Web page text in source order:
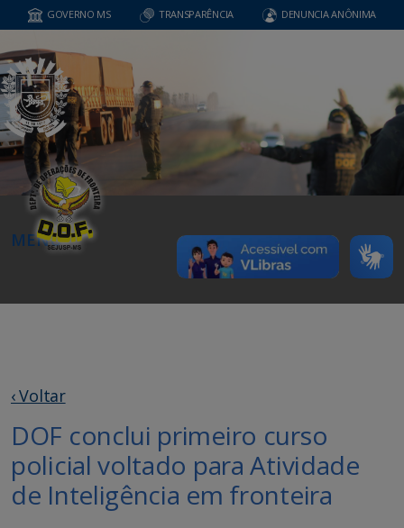
GOVERNO MS TRANSPARÊNCIA DENUNCIA ANÔNIMA
MENU
‹ Voltar
DOF conclui primeiro curso
policial voltado para Atividade
de Inteligência em fronteira